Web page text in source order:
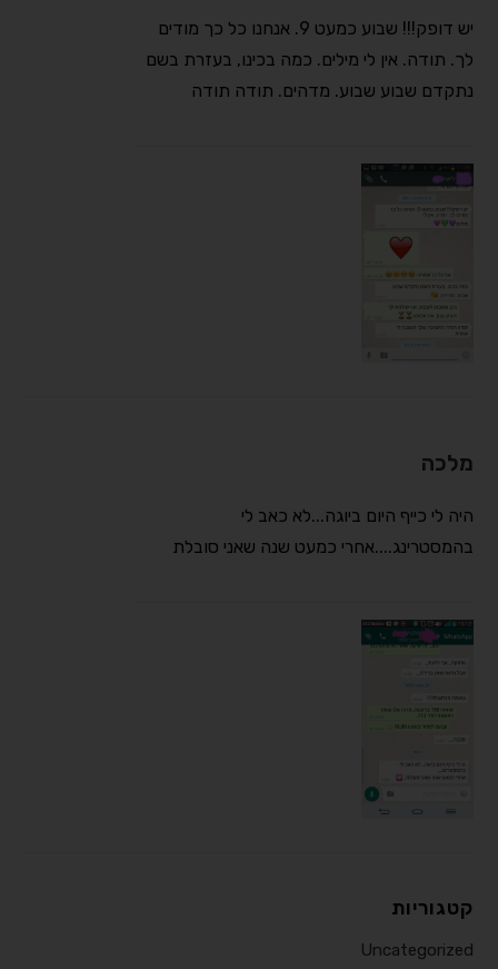
יש דופק!!! שבוע כמעט 9. אנחנו כל כך מודים
לך. תודה. אין לי מילים. כמה בכינו, בעזרת בשם
נתקדם שבוע שבוע. מדהים. תודה תודה
מלכה
היה לי כייף היום ביוגה...לא כאב לי
בהמסטרינג....אחרי כמעט שנה שאני סובלת
קטגוריות
Uncategorized